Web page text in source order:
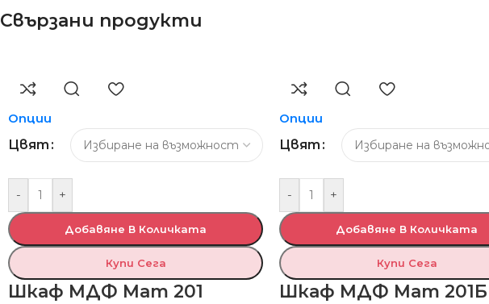
Свързани продукти
Опции
Цвят
- +
Добавяне В Количката
Купи Сега
Шкаф МДФ Мат 201
Опции
Цвят
- +
Добавяне В Количката
Купи Сега
Шкаф МДФ Мат 201Б